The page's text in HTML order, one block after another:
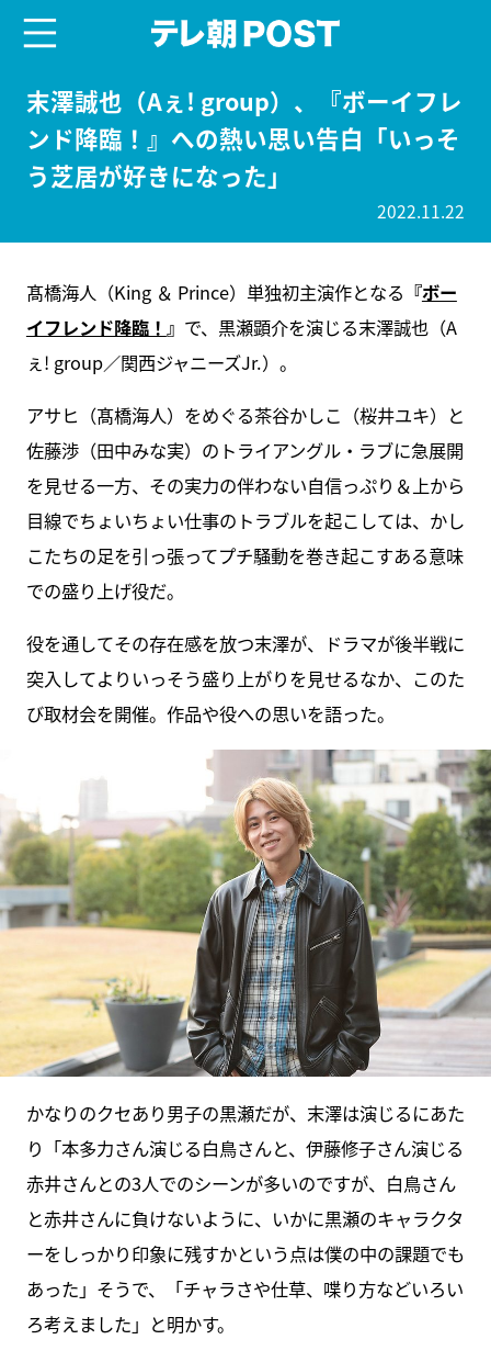
末澤誠也（Aぇ! group）、『ボーイフレ
ンド降臨！』への熱い思い告白「いっそ
う芝居が好きになった」
2022.11.22
髙橋海人（King ＆ Prince）単独初主演作となる 『ボー
イフレンド降臨！ 』 で、黒瀬顕介を演じる末澤誠也（A
ぇ! group／関西ジャニーズJr.）。
アサヒ（髙橋海人）をめぐる茶谷かしこ（桜井ユキ）と
佐藤渉（田中みな実）のトライアングル・ラブに急展開
を見せる一方、その実力の伴わない自信っぷり＆上から
目線でちょいちょい仕事のトラブルを起こしては、かし
こたちの足を引っ張ってプチ騒動を巻き起こすある意味
での盛り上げ役だ。
役を通してその存在感を放つ末澤が、ドラマが後半戦に
突入してよりいっそう盛り上がりを見せるなか、このた
び取材会を開催。作品や役への思いを語った。
かなりのクセあり男子の黒瀬だが、末澤は演じるにあた
り「本多力さん演じる白鳥さんと、伊藤修子さん演じる
赤井さんとの3人でのシーンが多いのですが、白鳥さん
と赤井さんに負けないように、いかに黒瀬のキャラクタ
ーをしっかり印象に残すかという点は僕の中の課題でも
あった」そうで、「チャラさや仕草、喋り方などいろい
ろ考えました」と明かす。